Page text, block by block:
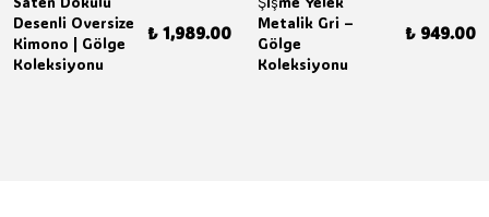
Desenli Oversize
Kimono | Gölge
Koleksiyonu
₺ 1,989.00
Metalik Gri –
Gölge
Koleksiyonu
₺ 949.00